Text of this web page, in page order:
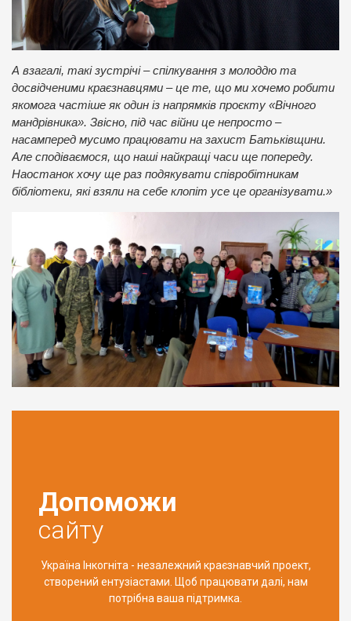
А взагалі, такі зустрічі – спілкування з молоддю та
досвідченими краєзнавцями – це те, що ми хочемо робити
якомога частіше як один із напрямків проєкту «Вічного
мандрівника». Звісно, під час війни це непросто –
насамперед мусимо працювати на захист Батьківщини.
Але сподіваємося, що наші найкращі часи ще попереду.
Наостанок хочу ще раз подякувати співробітникам
бібліотеки, які взяли на себе клопіт усе це організувати.»
Допоможи
сайту
Україна Інкогніта - незалежний краєзнавчий проект,
створений ентузіастами. Щоб працювати далі, нам
потрібна ваша підтримка.